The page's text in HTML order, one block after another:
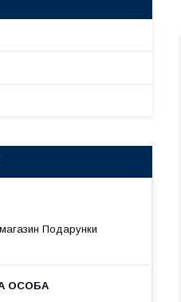
магазин Подарунки